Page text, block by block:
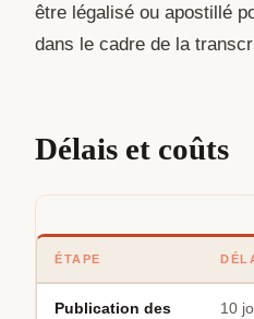
être légalisé ou apostillé
dans le cadre de la
Délais et coûts
ÉTAPE
Publication des
10